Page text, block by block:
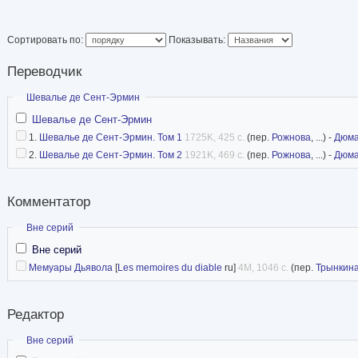
История зарубежной литературы XVII—XVIII веков: Учебно-методическое
Французская поэзия в переводах Жуковского / Составление,
яз. ISBN 5-05-004067-9
Новые переводы. Хрестоматия в помощь студентам-филологам.
История зарубежной литературы XVII века: Учебное пособие. Под
Сулье Ф. Мемуары Дьявола. Издание подготовили Е. В. Трынкина, Н. Т.
Избранные статьи о французской литературе. — Днепропетровск: АРТ-
взято с
Сортировать по: Показывать:
Переводчик
Скрыть
Шевалье де Сент-Эрмин
Шевалье де Сент-Эрмин
1. Шевалье де Сент-Эрмин. Том 1 1725K, 425 с. (пер. Рожнова, ...) -
2. Шевалье де Сент-Эрмин. Том 2 1921K, 469 с. (пер. Рожнова, ...) -
Комментатор
Скрыть
Вне серий
Вне серий
Мемуары Дьявола [Les memoires du diable ru] 4M, 1046 с. (пер.
Редактор
Скрыть
Вне серий